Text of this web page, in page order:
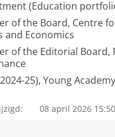
(Education
of the Board, Centre
and Economics
of the Editorial Board,
25), Young
08 april 2026 15:50